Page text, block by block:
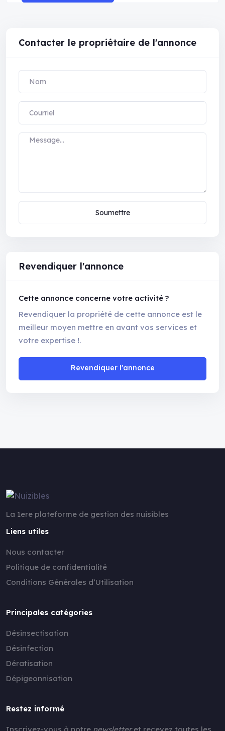
Contacter le propriétaire de l'annonce
Soumettre
Revendiquer l'annonce
Cette annonce concerne votre activité ?
Revendiquer la propriété de cette annonce est le
meilleur moyen mettre en avant vos services et
votre expertise !.
Revendiquer l'annonce
La 1ere plateforme de gestion des nuisibles
Liens utiles
Nous contacter
Politique de confidentialité
Conditions Générales d’Utilisation
Principales catégories
Désinsectisation
Désinfection
Dératisation
Dépigeonnisation
Restez informé